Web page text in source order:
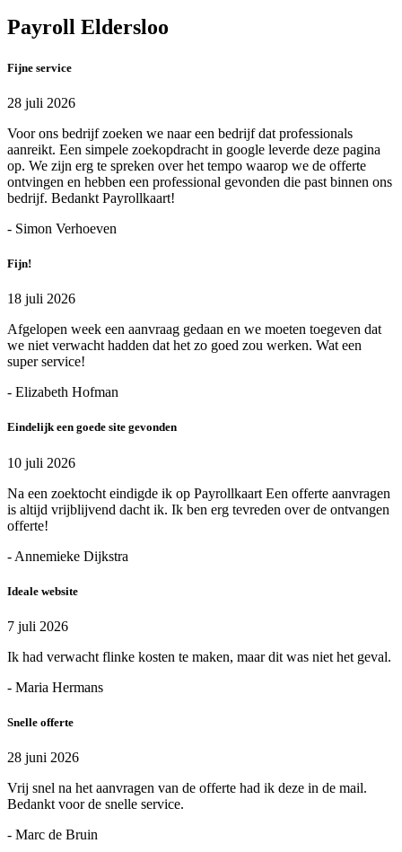
Payroll Eldersloo
Fijne service
28 juli 2026
Voor ons bedrijf zoeken we naar een bedrijf dat professionals
aanreikt. Een simpele zoekopdracht in google leverde deze pagina
op. We zijn erg te spreken over het tempo waarop we de offerte
ontvingen en hebben een professional gevonden die past binnen ons
bedrijf. Bedankt Payrollkaart!
- Simon Verhoeven
Fijn!
18 juli 2026
Afgelopen week een aanvraag gedaan en we moeten toegeven dat
we niet verwacht hadden dat het zo goed zou werken. Wat een
super service!
- Elizabeth Hofman
Eindelijk een goede site gevonden
10 juli 2026
Na een zoektocht eindigde ik op Payrollkaart Een offerte aanvragen
is altijd vrijblijvend dacht ik. Ik ben erg tevreden over de ontvangen
offerte!
- Annemieke Dijkstra
Ideale website
7 juli 2026
Ik had verwacht flinke kosten te maken, maar dit was niet het geval.
- Maria Hermans
Snelle offerte
28 juni 2026
Vrij snel na het aanvragen van de offerte had ik deze in de mail.
Bedankt voor de snelle service.
- Marc de Bruin